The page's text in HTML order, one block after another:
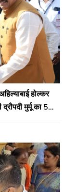
होल्कर
द्रौपदी मुर्मू का 5